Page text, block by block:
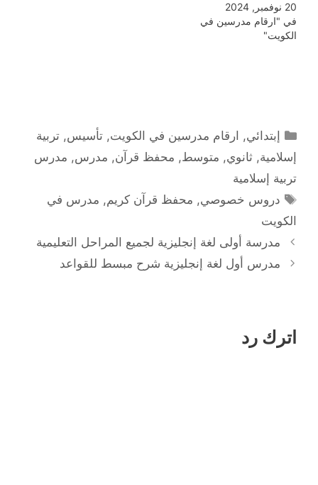
20 نوفمبر, 2024
في "ارقام مدرسين في
الكويت"
التصنيفات
إبتدائي, ارقام مدرسين في الكويت,تأسيس,تربية
إسلامية, ثانوي, متوسط, محفظ قرآن, مدرس, مدرس
تربية إسلامية
الوسوم
دروس خصوصي, محفظ قرآن كريم, مدرس في
الكويت
مدرسة أولى لغة إنجليزية لجميع المراحل التعليمية
مدرس أول لغة إنجليزية شرح مبسط للقواعد
اترك رد